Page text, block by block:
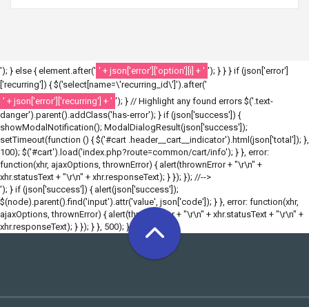
'); } else { element.after(' ' + json['error']['option'][i] + ' '); } } } if (json['error']
['recurring']) { $('select[name=\'recurring_id\']').after('
' + json['error']['recurring'] + ' '); } // Highlight any found errors $('.text-
danger').parent().addClass('has-error'); } if (json['success']) {
showModalNotification(); ModalDialogResult(json['success']);
setTimeout(function () { $('#cart .header__cart__indicator').html(json['total']); },
100); $('#cart').load('index.php?route=common/cart/info'); } }, error:
function(xhr, ajaxOptions, thrownError) { alert(thrownError + "\r\n" +
xhr.statusText + "\r\n" + xhr.responseText); } }); }); //-->
'); } if (json['success']) { alert(json['success']);
$(node).parent().find('input').attr('value', json['code']); } }, error: function(xhr,
ajaxOptions, thrownError) { alert(thrownError + "\r\n" + xhr.statusText + "\r\n" +
xhr.responseText); } }); } }, 500); }); //-->